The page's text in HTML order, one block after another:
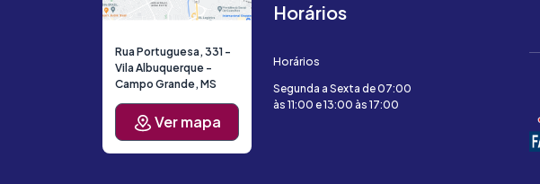
Rua Portuguesa, 331 -
Vila Albuquerque -
Campo Grande, MS
Ver mapa
Horários
Horários
Segunda a Sexta de 07:00
às 11:00 e 13:00 às 17:00